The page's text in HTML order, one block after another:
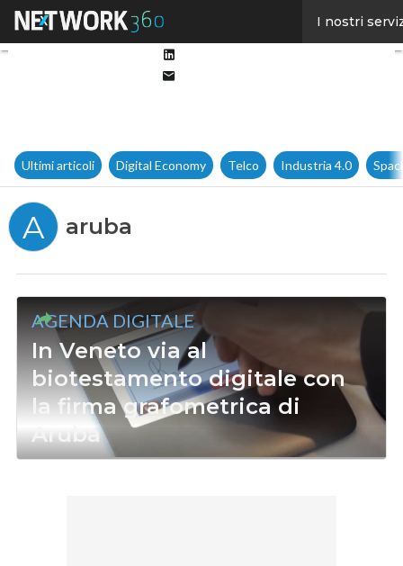
I nostri
Ultimi articoli Digital Economy Telco Industria 4.0
A aruba
AGENDA DIGITALE
In Veneto via al
biotestamento digitale con
la firma grafometrica di
Aruba